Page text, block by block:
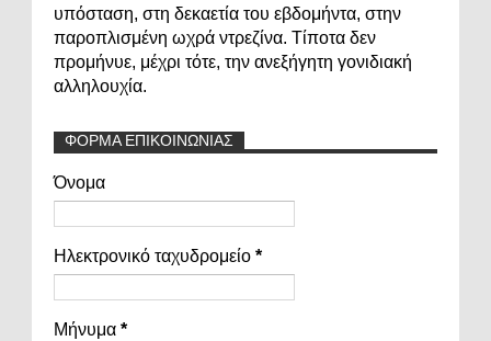
υπόσταση, στη δεκαετία του εβδομήντα, στην
παροπλισμένη ωχρά ντρεζίνα. Τίποτα δεν
προμήνυε, μέχρι τότε, την ανεξήγητη γονιδιακή
αλληλουχία.
ΦΟΡΜΑ ΕΠΙΚΟΙΝΩΝΙΑΣ
Όνομα
Ηλεκτρονικό ταχυδρομείο *
Μήνυμα *